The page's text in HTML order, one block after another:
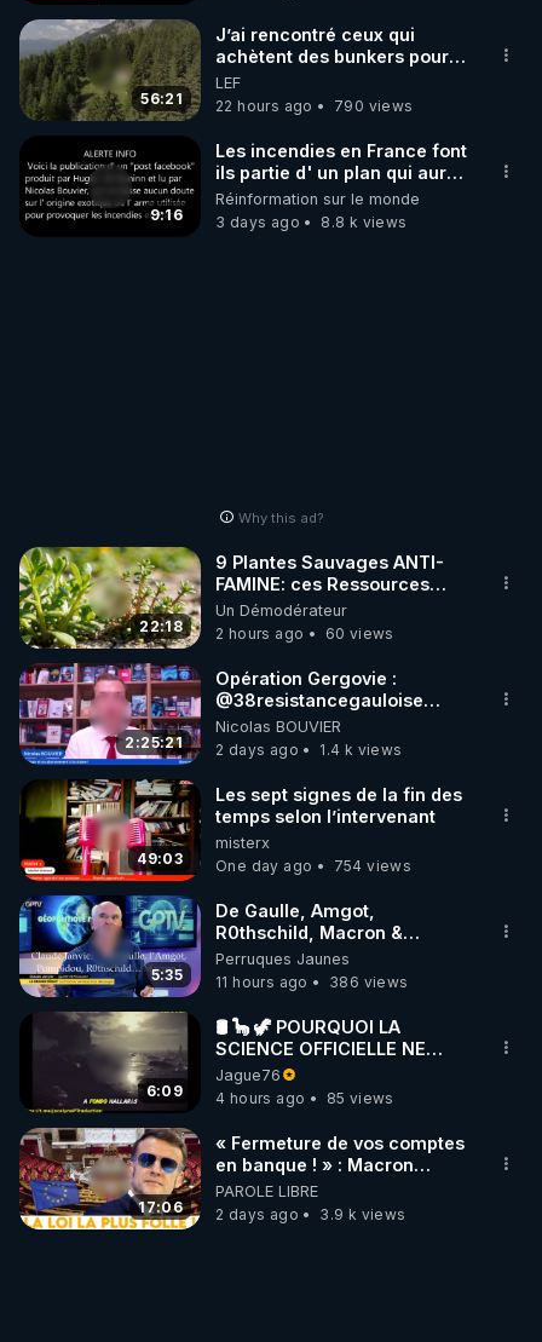
56:21
J’ai rencontré ceux qui
achètent des bunkers pour
survivre à la fin du monde
LEF
22 hours ago
790 views
9:16
Les incendies en France font
ils partie d' un plan qui aurait
débuté le 11 septembre 2001
?
Réinformation sur le monde
3 days ago
8.8 k views
Why this ad?
22:18
9 Plantes Sauvages ANTI-
FAMINE: ces Ressources
JARDIN&des Haies
Un Démodérateur
2 hours ago
60 views
2:25:21
Opération Gergovie :
‪@38resistancegauloise‬
‪@MarionSigautOfficiel‬
‪@gladysriifard5710‬ Laëtitia
Nicolas BOUVIER
2 days ago
1.4 k views
49:03
Les sept signes de la fin des
temps selon l’intervenant
misterx
One day ago
754 views
5:35
De Gaulle, Amgot,
R0thschild, Macron &
Pompidou… Macron Claude
Janvier, GPTV, 18 X 2024
Perruques Jaunes
11 hours ago
386 views
6:09
🛢 🦕 🦖 POURQUOI LA
SCIENCE OFFICIELLE NE
CONNAÎT-ELLE PAS LA VRAIE
ORIGINE DU PÉTROLE ?
Jague76
4 hours ago
85 views
17:06
« Fermeture de vos comptes
en banque ! » : Macron
impose une loi folle !
PAROLE LIBRE
2 days ago
3.9 k views